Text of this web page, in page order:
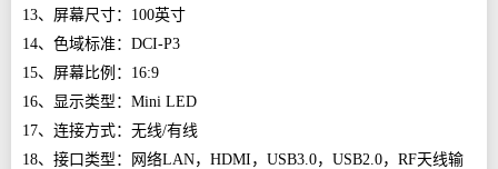
13、屏幕尺寸：100英寸
14、色域标准：DCI-P3
15、屏幕比例：16:9
16、显示类型：Mini LED
17、连接方式：无线/有线
18、接口类型：网络LAN，HDMI，USB3.0，USB2.0，RF天线输